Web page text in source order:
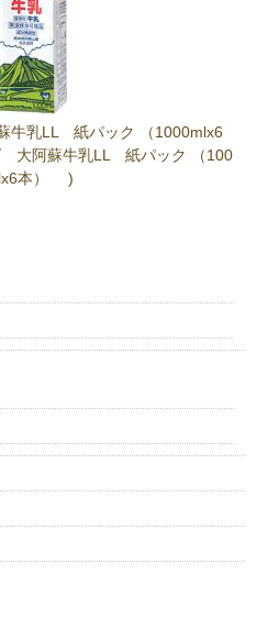
牛乳LL 紙パック （1000mlx6
阿蘇牛乳LL 紙パック （100
本） )